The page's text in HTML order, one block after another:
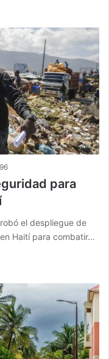
para
el despliegue de
Haití para combatir…